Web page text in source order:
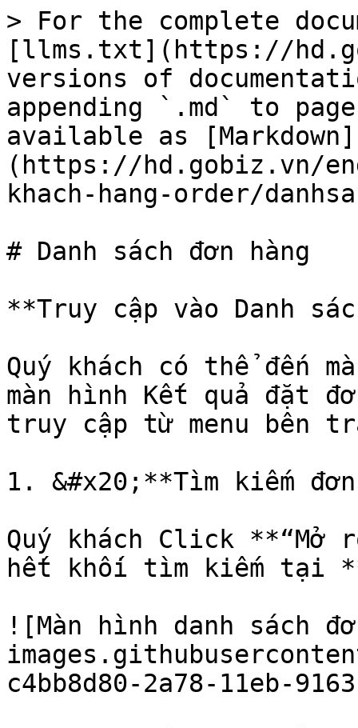
> For the complete
[llms.txt](https://
versions of
appending `.md` to
available as [Markdown]
(https://hd.gobiz.vn/
khach-hang-order/
# Danh sách đơn hàng
**Truy cập vào Danh
Quý khách có thể đến
màn hình Kết quả đặt
truy cập từ menu bên
1. &#x20;**Tìm kiếm
Quý khách Click
hết khối tìm kiếm tại
![Màn hình danh sách
c4bb8d80-2a78-11eb-